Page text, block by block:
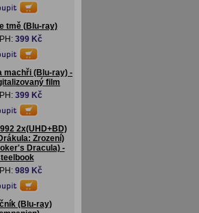
tmě (Blu-ray)
399 Kč
machři (Blu-ray) -
film
399 Kč
2x(UHD+BD)
Zrození)
Dracula) -
989 Kč
(Blu-ray)